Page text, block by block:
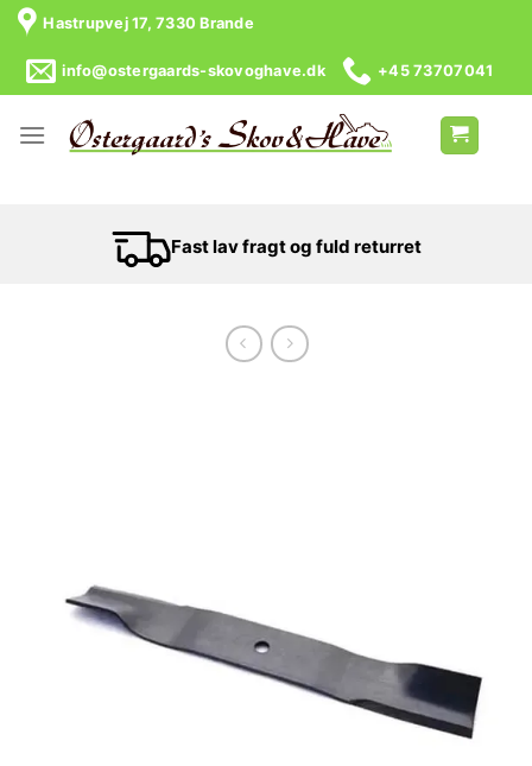
Skip
content
Hastrupvej 17, 7330 Brande
info@ostergaards-skovoghave.dk +45 73707041
Fast lav fragt og fuld returret